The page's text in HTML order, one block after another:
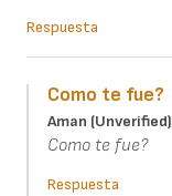
Respuesta
Como te fue?
Aman (unverified)
Como te fue?
Respuesta